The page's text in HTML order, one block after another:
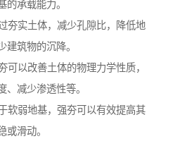
的承载能力。
夯实土体，减少孔隙比，降低地
建筑物的沉降。
可以改善土体的物理力学性质，
、减少渗透性等。
软弱地基，强夯可以有效提高其
或滑动。